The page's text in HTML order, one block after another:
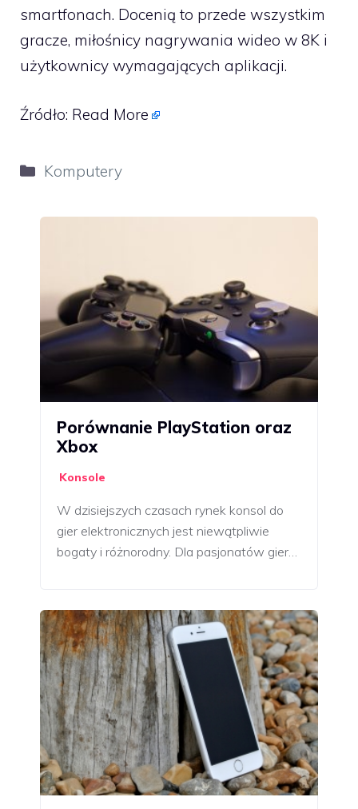
smartfonach. Docenią to przede wszystkim
gracze, miłośnicy nagrywania wideo w 8K i
użytkownicy wymagających aplikacji.
Źródło: Read More
Kategorie
Komputery
Porównanie PlayStation oraz
Xbox
Konsole
W dzisiejszych czasach rynek konsol do
gier elektronicznych jest niewątpliwie
bogaty i różnorodny. Dla pasjonatów gier…